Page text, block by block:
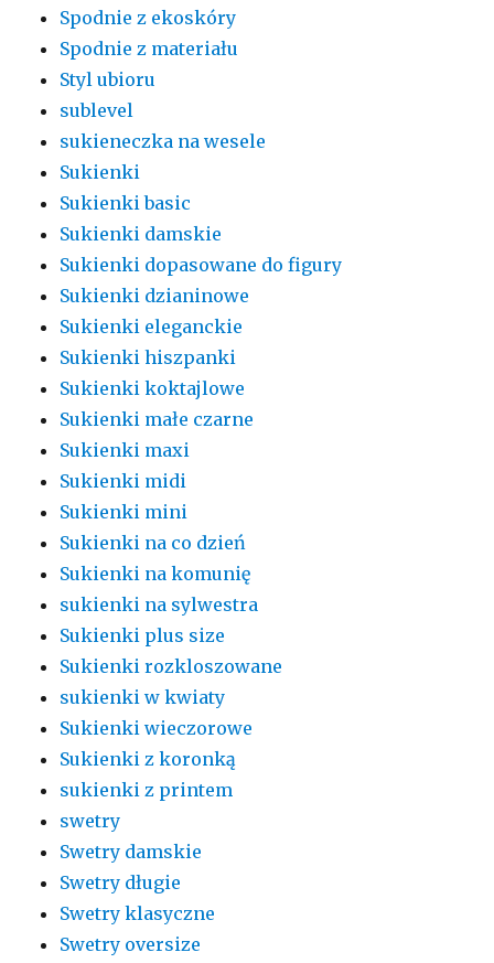
Spodnie z ekoskóry
Spodnie z materiału
Styl ubioru
sublevel
sukieneczka na wesele
Sukienki
Sukienki basic
Sukienki damskie
Sukienki dopasowane do figury
Sukienki dzianinowe
Sukienki eleganckie
Sukienki hiszpanki
Sukienki koktajlowe
Sukienki małe czarne
Sukienki maxi
Sukienki midi
Sukienki mini
Sukienki na co dzień
Sukienki na komunię
sukienki na sylwestra
Sukienki plus size
Sukienki rozkloszowane
sukienki w kwiaty
Sukienki wieczorowe
Sukienki z koronką
sukienki z printem
swetry
Swetry damskie
Swetry długie
Swetry klasyczne
Swetry oversize